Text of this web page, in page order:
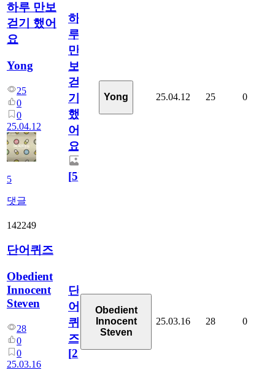
하루 만보
걷기 했어
요
Yong
25
0
0
25.04.12
5
댓글
하
루
만
보
걷
기
했
어
요
[5]
Yong 25.04.12 25 0
142249
단어퀴즈
Obedient
Innocent
Steven
28
0
0
25.03.16
단
어
퀴
즈
[2]
Obedient
Innocent
Steven
25.03.16 28 0